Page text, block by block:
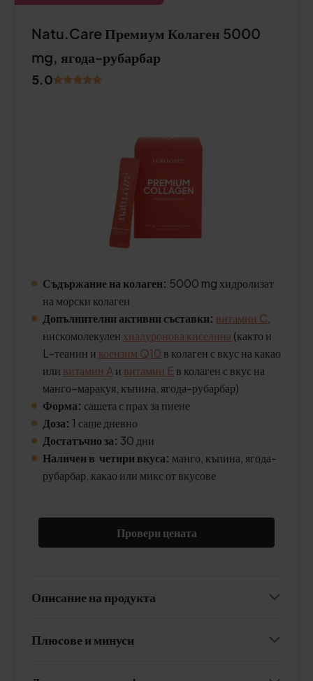
Natu.Care Премиум Колаген 5000
mg, ягода-рубарбар
5.0
Съдържание на колаген: 5000 mg хидролизат
на морски колаген
Допълнителни активни съставки: витамин C
нискомолекулен хиалуронова киселина (както и
L-теанин и коензим Q10 в колаген с вкус на какао
или витамин Aи витамин E в колаген с вкус на
манго–маракуя, къпина, ягода-рубарбар)
Форма: сашета с прах за пиене
Доза: 1 саше дневно
Достатъчно за: 30 дни
Наличен в четири вкуса: манго, къпина, ягода-
рубарбар, какао или микс от вкусове
Провери цената
Описание на продукта
Плюсове и минуси